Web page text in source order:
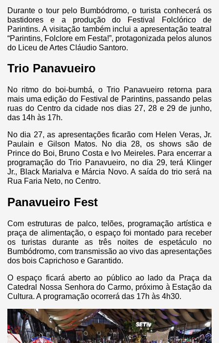
Durante o tour pelo Bumbódromo, o turista conhecerá os
bastidores e a produção do Festival Folclórico de
Parintins. A visitação também inclui a apresentação teatral
“Parintins, Folclore em Festa!”, protagonizada pelos alunos
do Liceu de Artes Cláudio Santoro.
Trio Panavueiro
No ritmo do boi-bumbá, o Trio Panavueiro retorna para
mais uma edição do Festival de Parintins, passando pelas
ruas do Centro da cidade nos dias 27, 28 e 29 de junho,
das 14h às 17h.
No dia 27, as apresentações ficarão com Helen Veras, Jr.
Paulain e Gilson Matos. No dia 28, os shows são de
Prince do Boi, Bruno Costa e Ivo Meireles. Para encerrar a
programação do Trio Panavueiro, no dia 29, terá Klinger
Jr., Black Marialva e Márcia Novo. A saída do trio será na
Rua Faria Neto, no Centro.
Panavueiro Fest
Com estruturas de palco, telões, programação artística e
praça de alimentação, o espaço foi montado para receber
os turistas durante as três noites de espetáculo no
Bumbódromo, com transmissão ao vivo das apresentações
dos bois Caprichoso e Garantido.
O espaço ficará aberto ao público ao lado da Praça da
Catedral Nossa Senhora do Carmo, próximo à Estação da
Cultura. A programação ocorrerá das 17h às 4h30.